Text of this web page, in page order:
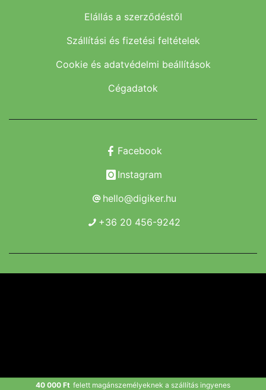
Elállás a szerződéstől
Szállítási és fizetési feltételek
Cookie és adatvédelmi beállítások
Cégadatok
Facebook
Instagram
hello@digiker.hu
+36 20 456-9242
40 000 Ft felett magánszemélyeknek a szállítás ingyenes